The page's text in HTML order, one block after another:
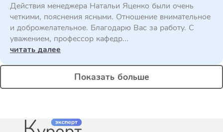
Действия менеджера Натальи Яценко были очень
четкими, пояснения ясными. Отношение внимательное
и доброжелательное. Благодарю Вас за работу. С
уважением, профессор кафедр...
читать далее
Показать больше